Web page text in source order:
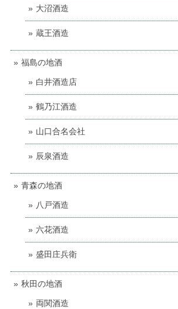
大沼酒造
蔵王酒造
福島の地酒
白井酒造店
鶴乃江酒造
山口合名会社
辰泉酒造
青森の地酒
八戸酒造
六花酒造
盛田庄兵衛
秋田の地酒
両関酒造